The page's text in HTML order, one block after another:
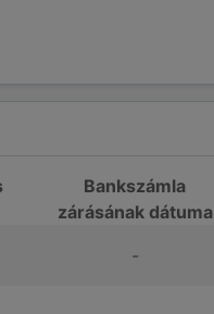
Bankszámla
zárásának dátuma
-